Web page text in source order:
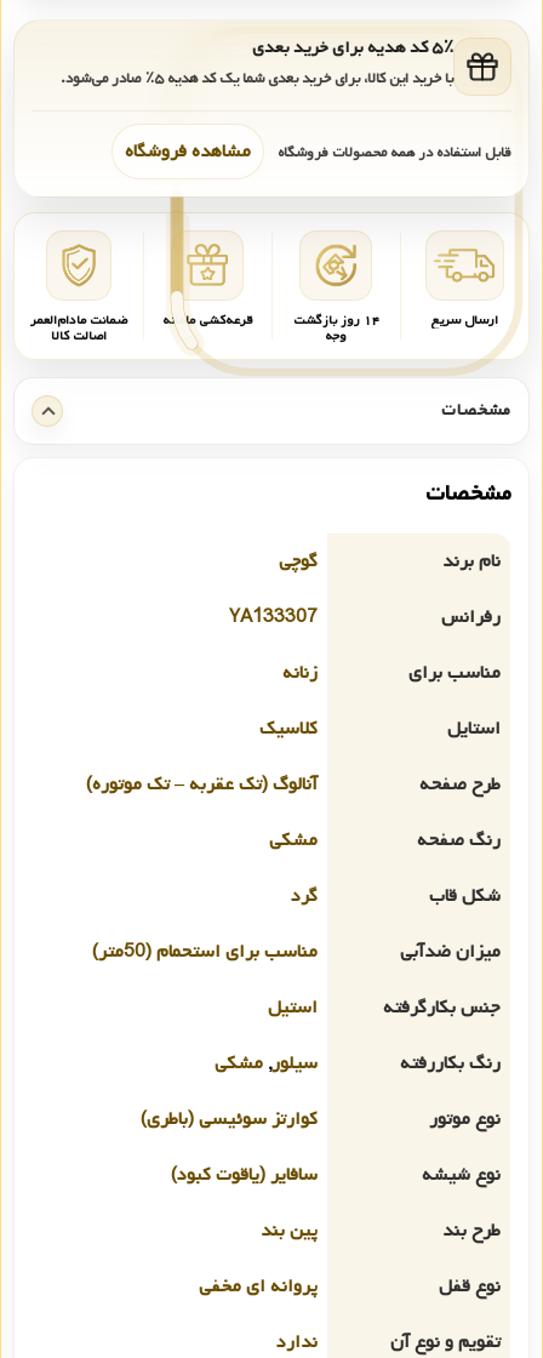
۵٪ کد هدیه برای خرید بعدی
با خرید این کالا، برای خرید بعدی شما یک کد هدیه۵٪ صادر می‌شود.
قابل استفاده در همه محصولات فروشگاه مشاهده فروشگاه
ارسال سریع ۱۴ روز بازگشت
وجه
قرعه‌کشی ماهانه ضمانت مادام‌العمر
اصالت کالا
مشخصات
مشخصات
نام برند
گوچی
رفرانس
YA133307
مناسب برای
زنانه
استایل
کلاسیک
طرح صفحه
آنالوگ (تک عقربه – تک موتوره)
رنگ صفحه
مشکی
شکل قاب
گرد
میزان ضدآبی
مناسب برای استحمام (50متر)
جنس بکارگرفته
استیل
رنگ بکاررفته
سیلور, مشکی
نوع موتور
کوارتز سوئیسی (باطری)
نوع شیشه
سافایر (یاقوت کبود)
طرح بند
پین بند
نوع قفل
پروانه ای مخفی
تقویم و نوع آن
ندارد